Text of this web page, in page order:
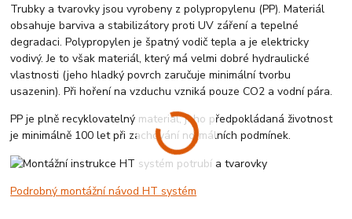
Trubky a tvarovky jsou vyrobeny z polypropylenu (PP). Materiál
obsahuje barviva a stabilizátory proti UV záření a tepelné
degradaci. Polypropylen je špatný vodič tepla a je elektricky
vodivý. Je to však materiál, který má velmi dobré hydraulické
vlastnosti (jeho hladký povrch zaručuje minimální tvorbu
usazenin). Při hoření na vzduchu vzniká pouze CO2 a vodní pára.
PP je plně recyklovatelný materiál, jeho předpokládaná životnost
je minimálně 100 let při zachování normálních podmínek.
Podrobný montážní návod HT systém